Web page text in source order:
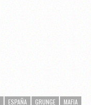
ESPAÑA GRUNGE
MAFIA